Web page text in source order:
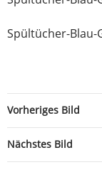
Spültücher-Blau-
Vorheriges Bild
Nächstes Bild